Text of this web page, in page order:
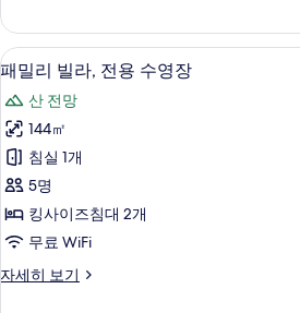
장
사
진
모
두
보
기
1
개,
전
용
수
영
장
자
세
히
보
기
패
밀
리
빌
라,
전
용
수
영
패밀리
6
패밀리 빌라, 전용 수영장
산 전망
144㎡
침실 1개
5명
킹사이즈침대 2개
무료 WiFi
자세히 보기
패